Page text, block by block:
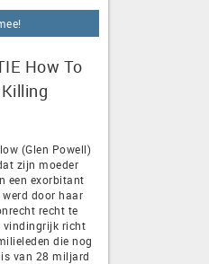
How To
(Glen Powell)
zijn moeder
een exorbitant
door haar
recht te
vindingrijk richt
die nog
van 28 miljard